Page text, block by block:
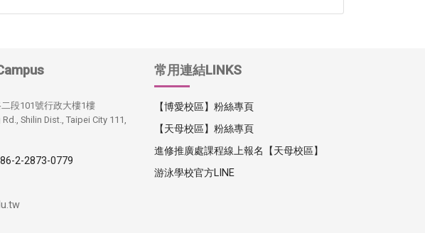
段101號行政大樓1樓
Shilin Dist., Taipei City 111,
2-2873-0779
常用連結LINKS
【博愛校區】粉絲專頁
【天母校區】粉絲專頁
進修推廣處課程線上報名【天母校區】
游泳學校官方LINE